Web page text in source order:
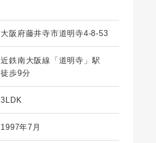
大阪府藤井寺市道明寺4-8-53
近鉄南大阪線「道明寺」駅
徒歩9分
3LDK
1997年7月